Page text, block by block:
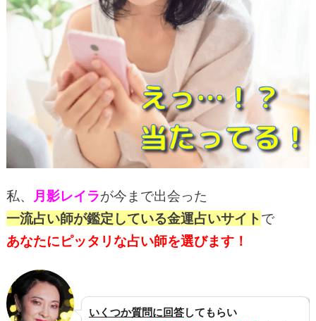
私、 月影レイラが今まで出会った
一流占い師が鑑定している金運占いサイトで
あなたにピッタリな占い師を選びます！
いくつか質問に回答してもらい